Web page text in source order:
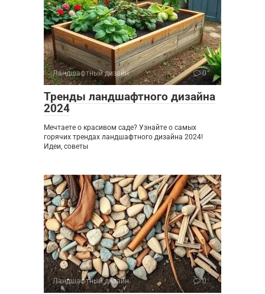
Ландшафтный дизайн 0
Тренды ландшафтного дизайна
2024
Мечтаете о красивом саде? Узнайте о самых
горячих трендах ландшафтного дизайна 2024!
Идеи, советы
Ландшафтный дизайн 0